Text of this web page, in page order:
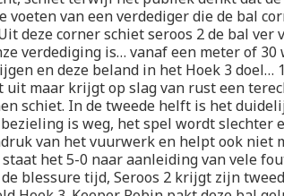
voeten van een verdediger die de bal
deze corner schiet seroos 2 de bal
verdediging is… vanaf een meter of
en deze beland in het Hoek 3 doel…
uit maar krijgt op slag van rust een
schiet. In de tweede helft is het
is weg, het spel wordt
van het vuurwerk en helpt ook niet
het 5-0 naar aanleiding van vele
blessure tijd, Seroos 2 krijgt zijn